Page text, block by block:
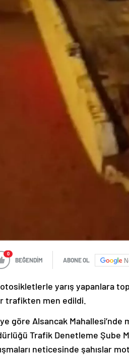
0
BEĞENDİM ABONE OL
yarış yapanlara
trafikten men edildi.
göre Alsancak Mahallesi’nde
Trafik Denetleme Şube
neticesinde şahıslar